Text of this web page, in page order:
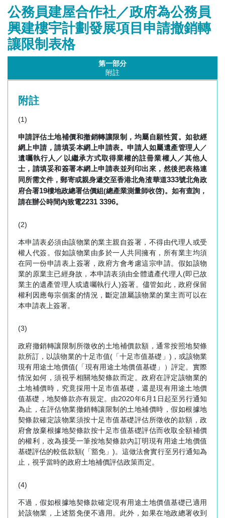
公務員建屋合作社／政府為公務員
興建樓宇計劃發展項目申請撤銷轉
讓限制表格
第一部分
附註
附註
(1)
申請評估土地補價和撤銷轉讓限制，均屬自願性質。如欲經
網上申請，請填妥本網上申請表。申請人如屬遺產管理人／
遺囑執行人／以繼承方式取得業權的註冊業權人／其他人
士，請填妥和簽署本網上申請表並列印出來，然後把表格連
同所需文件，郵寄或親身遞交至香港北角渣華道333號北角政
府合署19樓地政總署估價組(總產業測量師收啓)。如有查詢，
請在辦公時間內致電2231 3396。
(2)
本申請表必須由該物業的業主親自簽署，不得由代理人或受
權人代簽。假如該物業由多於一人共同擁有，所有業主均須
在同一份申請表上簽署，政府方會考慮這宗申請。假如該物
業的原業主已經身故，本申請表須由全體遺產代理人(即已故
業主的遺產管理人或遺囑執行人)簽署。儘管如此，政府保留
權利因應每宗個案的情況，斷定誰屬該物業的業主而可以在
本申請表上簽署。
(3)
政府撤銷轉讓限制所徵收的土地補價款額，通常按照地契條
款所訂，以該物業的十足市值(「十足市值基礎」)，或該物業
現有用途土地價值(「現有用途土地價值基礎」）評定。實際
情況如何，須視乎相關地契條款而定。政府在評定該物業的
土地補價時，究竟採用十足市值基礎，還是現有用途土地價
值基礎，地契條款亦有規定。由2020年6月1日起至另行通知
為止，在評估物業撤銷轉讓限制的土地補價時，假如根據地
契條款確定該物業須按十足市值基礎評估所徵收的款額，政
府會放棄根據地契條款按十足市值基礎評估而收取全額補價
的權利，改為接受一筆按地契條款內訂明現有用途土地價值
基礎評估的較低款額(「豁免」)。這做法會實行至另行通知為
止，視乎當時的政府土地補價評估政策而定。
(4)
不過，假如根據地契條款確定現有用途土地價值基礎已適用
於該物業，上述豁免便不適用。此外，如果在地政總署收到